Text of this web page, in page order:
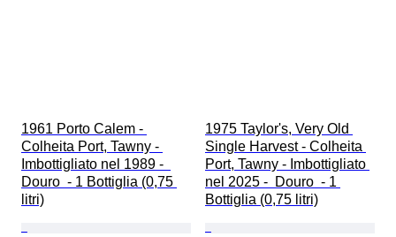
1961 Porto Calem -
Colheita Port, Tawny -
Imbottigliato nel 1989 -
Douro  - 1 Bottiglia (0,75
litri)
1975 Taylor's, Very Old
Single Harvest - Colheita
Port, Tawny - Imbottigliato
nel 2025 -  Douro  - 1
Bottiglia (0,75 litri)